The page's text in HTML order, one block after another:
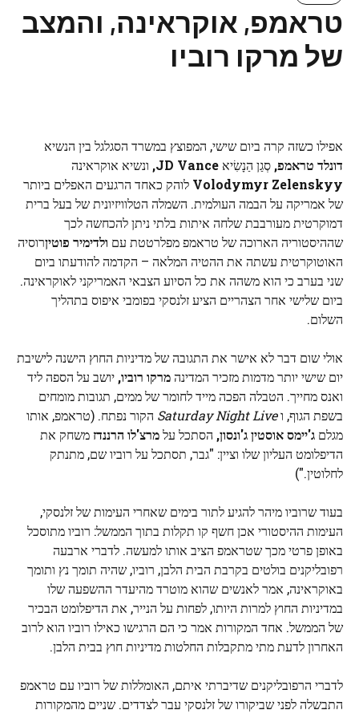
טראמפ, אוקראינה, והמצב
של מרקו רוביו
אפילו כשזה קרה ביום שישי, המפוצץ במשרד הסגלגל בין הנשיא
דונלד טראמפ, סְגַן הַנָשִׂיאJD Vance, ונשיא אוקראינה
Volodymyr Zelenskyy לוהק כאחד הרגעים האפלים ביותר
של אמריקה על הבמה העולמית. השמלה הטלוויזיונית של בעל ברית
דמוקרטית מעורבבת שלחה איתות בלתי ניתן להכחשה לכך
שההיסטוריה הארוכה של טראמפ מפלרטטת עם ולדימיר פוטיןרוסיה
האוטוקרטית עשתה את ההטיה המלאה – הקדמה להודעתו ביום
שני בערב כי הוא משהה את כל הסיוע הצבאי האמריקני לאוקראינה.
ביום שלישי אחר הצהריים הציע זלנסקי בפומבי איפוס בתהליך
השלום.
אולי שום דבר לא אישר את התגובה של מדיניות החוץ הישנה לישיבת
יום שישי יותר מדמות מזכיר המדינהמרקו רוביו, יושב על הספה ליד
ואנס מחייך. הטבלה הפכה מייד לחומר של ממים, תגובות מומחים
בשפת הגוף, וSaturday Night Live הקור נפתח. (טראמפ, אותו
מגלם ג'יימס אוסטין ג'ונסון, הסתכל עלמרצ'לו הרננדזמשחק את
הדיפלומט העליון שלו וציין: "גבר, תסתכל על רוביו שם, מתנתק
לחלוטין.")
בעוד שרוביו מיהר להגיע לתור בימים שאחרי העימות של זלנסקי,
העימות ההיסטורי אכן חשף קו תקלות בתוך הממשל: רוביו מתוסכל
באופן פרטי מכך שטראמפ הציב אותו למעשה. לדברי ארבעה
רפובליקנים בולטים בקרבת הבית הלבן, רוביו, שהיה תומך נץ ותומך
באוקראינה, אמר לאנשים שהוא מוטרד מהיעדר ההשפעה שלו
במדיניות החוץ למרות היותו, לפחות על הנייר, את הדיפלומט הבכיר
של הממשל. אחד המקורות אמר כי הם הרגישו כאילו רוביו הוא לרוב
האחרון לדעת מתי מתקבלות החלטות מדיניות חוץ בבית הלבן.
לדברי הרפובליקנים שדיברתי איתם, האומללות של רוביו עם טראמפ
התבשלה לפני שביקורו של זלנסקי עבר לצדדים. שניים מהמקורות